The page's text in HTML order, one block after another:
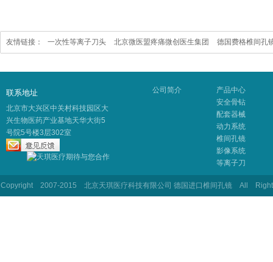
友情链接： 一次性等离子刀头 北京微医盟疼痛微创医生集团 德国费格椎间孔
联系地址
北京市大兴区中关村科技园区大
兴生物医药产业基地天华大街5
号院5号楼3层302室
公司简介
产品中心
安全骨钻
配套器械
动力系统
椎间孔镜
影像系统
等离子刀
Copyright 2007-2015 北京天琪医疗科技有限公司 德国进口椎间孔镜 All